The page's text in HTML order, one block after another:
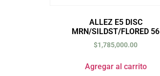
ALLEZ E5 DISC
MRN/SILDST/FLORED 56
$1,785,000.00
Agregar al carrito